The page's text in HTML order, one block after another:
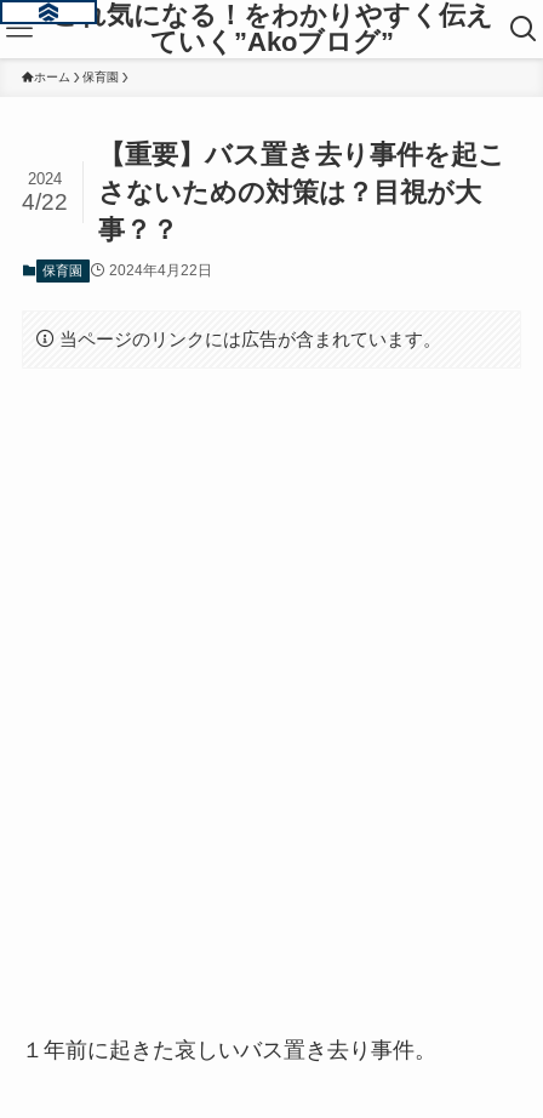
これ気になる！をわかりやすく伝え
ていく”Akoブログ”
ホーム 保育園
【重要】バス置き去り事件を起こ
さないための対策は？目視が大
事？？
2024
4/22
保育園 2024年4月22日
当ページのリンクには広告が含まれています。
１年前に起きた哀しいバス置き去り事件。